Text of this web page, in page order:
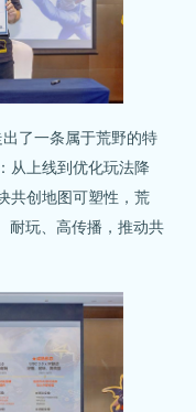
了一条属于荒野的特
从上线到优化玩法降
共创地图可塑性，荒
耐玩、高传播，推动共